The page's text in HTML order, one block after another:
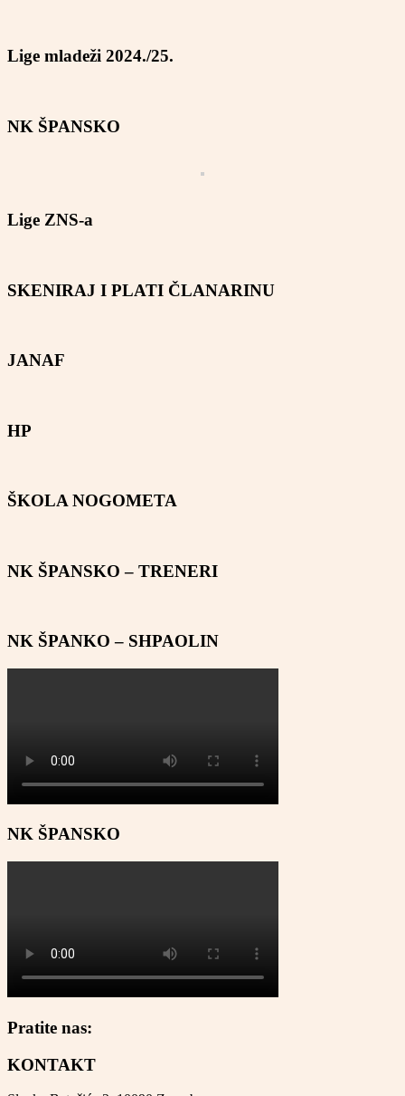
Lige mladeži 2024./25.
NK ŠPANSKO
Lige ZNS-a
SKENIRAJ I PLATI ČLANARINU
JANAF
HP
ŠKOLA NOGOMETA
NK ŠPANSKO – TRENERI
NK ŠPANKO – SHPAOLIN
NK ŠPANSKO
Pratite nas:
KONTAKT